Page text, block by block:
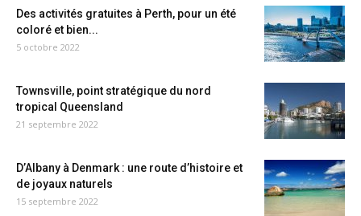
Des activités gratuites à Perth, pour un été
coloré et bien...
5 octobre 2022
Townsville, point stratégique du nord
tropical Queensland
21 septembre 2022
D’Albany à Denmark : une route d’histoire et
de joyaux naturels
15 septembre 2022